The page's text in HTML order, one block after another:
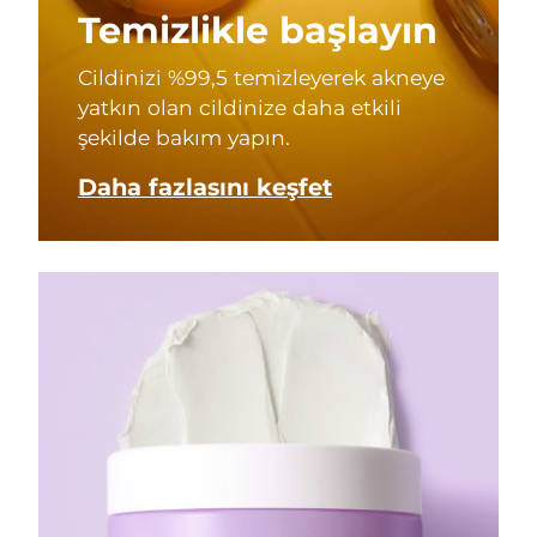
Temizlikle başlayın
Cildinizi %99,5 temizleyerek akneye
yatkın olan cildinize daha etkili
şekilde bakım yapın.
Daha fazlasını keşfet